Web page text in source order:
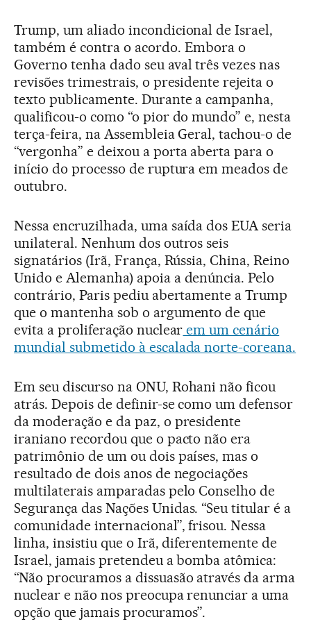
Trump, um aliado incondicional de Israel,
também é contra o acordo. Embora o
Governo tenha dado seu aval três vezes nas
revisões trimestrais, o presidente rejeita o
texto publicamente. Durante a campanha,
qualificou-o como “o pior do mundo” e, nesta
terça-feira, na Assembleia Geral, tachou-o de
“vergonha” e deixou a porta aberta para o
início do processo de ruptura em meados de
outubro.
Nessa encruzilhada, uma saída dos EUA seria
unilateral. Nenhum dos outros seis
signatários (Irã, França, Rússia, China, Reino
Unido e Alemanha) apoia a denúncia. Pelo
contrário, Paris pediu abertamente a Trump
que o mantenha sob o argumento de que
evita a proliferação nuclear em um cenário
mundial submetido à escalada norte-coreana.
Em seu discurso na ONU, Rohani não ficou
atrás. Depois de definir-se como um defensor
da moderação e da paz, o presidente
iraniano recordou que o pacto não era
patrimônio de um ou dois países, mas o
resultado de dois anos de negociações
multilaterais amparadas pelo Conselho de
Segurança das Nações Unidas. “Seu titular é a
comunidade internacional”, frisou. Nessa
linha, insistiu que o Irã, diferentemente de
Israel, jamais pretendeu a bomba atômica:
“Não procuramos a dissuasão através da arma
nuclear e não nos preocupa renunciar a uma
opção que jamais procuramos”.